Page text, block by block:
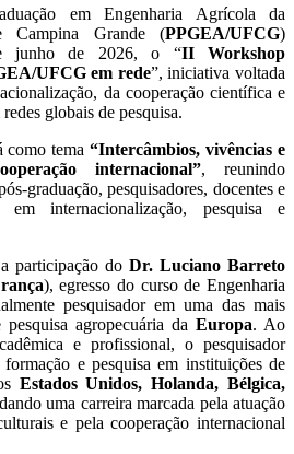
em Engenharia Agrícola da
Campina Grande (PPGEA/UFCG)
junho de 2026, o “II Workshop
UFCG em rede”, iniciativa voltada
da cooperação científica e
globais de pesquisa.
como tema“Intercâmbios, vivências e
internacional”, reunindo
graduação, pesquisadores, docentes e
em internacionalização, pesquisa e
participação do Dr. Luciano Barreto
), egresso do curso de Engenharia
pesquisador em uma das mais
agropecuária da Europa. Ao
e profissional, o pesquisador
e pesquisa em instituições de
Estados Unidos, Holanda, Bélgica,
uma carreira marcada pela atuação
e pela cooperação internacional